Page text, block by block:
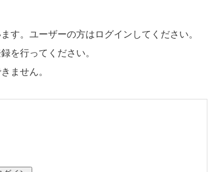
す。ユーザーの方はログインしてください。
を行ってください。
ません。